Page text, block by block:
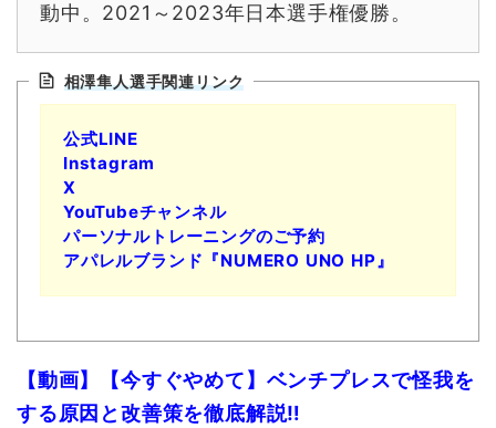
動中。2021～2023年日本選手権優勝。
相澤隼人選手関連リンク
公式LINE
Instagram
X
YouTubeチャンネル
パーソナルトレーニングのご予約
アパレルブランド『NUMERO UNO HP』
【動画】【今すぐやめて】ベンチプレスで怪我を
する原因と改善策を徹底解説‼︎